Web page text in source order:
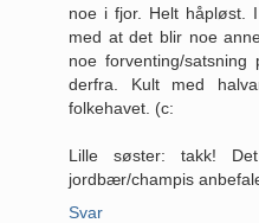
noe i fjor. Helt håpløst.
med at det blir noe
noe forventing/
derfra. Kult med
folkehavet. (c:
Lille søster: takk!
jordbær/champis
Svar